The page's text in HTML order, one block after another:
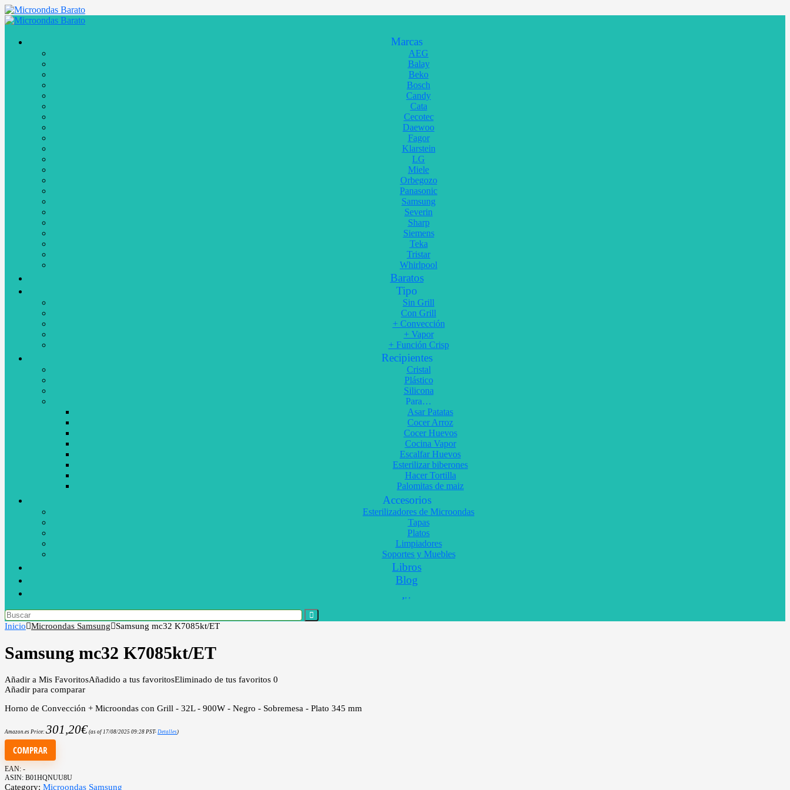
Marcas
AEG
Balay
Beko
Bosch
Candy
Cata
Cecotec
Daewoo
Fagor
Klarstein
LG
Miele
Orbegozo
Panasonic
Samsung
Severin
Sharp
Siemens
Teka
Tristar
Whirlpool
Baratos
Tipo
Sin Grill
Con Grill
+ Convección
+ Vapor
+ Función Crisp
Recipientes
Cristal
Plástico
Silicona
Para…
Asar Patatas
Cocer Arroz
Cocer Huevos
Cocina Vapor
Escalfar Huevos
Esterilizar biberones
Hacer Tortilla
Palomitas de maiz
Accesorios
Esterilizadores de Microondas
Tapas
Platos
Limpiadores
Soportes y Muebles
Libros
Blog
Inicio Microondas Samsung Samsung mc32 K7085kt/ET
Samsung mc32 K7085kt/ET
Añadir a Mis FavoritosAñadido a tus favoritosEliminado de tus favoritos 0
Añadir para comparar
Horno de Convección + Microondas con Grill - 32L - 900W - Negro - Sobremesa - Plato 345 mm
Amazon.es Price: 301,20€ (as of 17/08/2025 09:28 PST- Detalles)
COMPRAR
EAN: -
ASIN: B01HQNUU8U
Category: Microondas Samsung